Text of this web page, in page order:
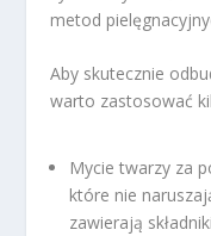
metod
Aby skutecznie
warto zastosować
Mycie twarzy za
które nie
zawierają